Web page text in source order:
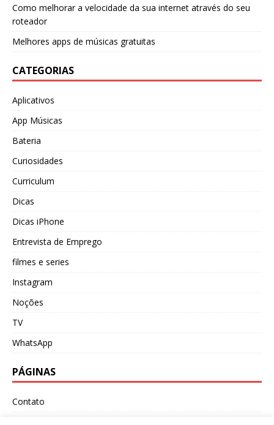
Como melhorar a velocidade da sua internet através do seu
roteador
Melhores apps de músicas gratuitas
CATEGORIAS
Aplicativos
App Músicas
Bateria
Curiosidades
Curriculum
Dicas
Dicas iPhone
Entrevista de Emprego
filmes e series
Instagram
Noções
TV
WhatsApp
PÁGINAS
Contato